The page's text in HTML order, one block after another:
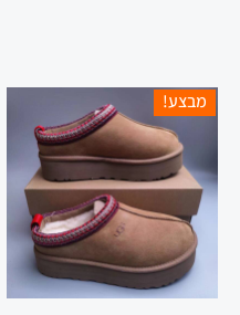
מבצע!